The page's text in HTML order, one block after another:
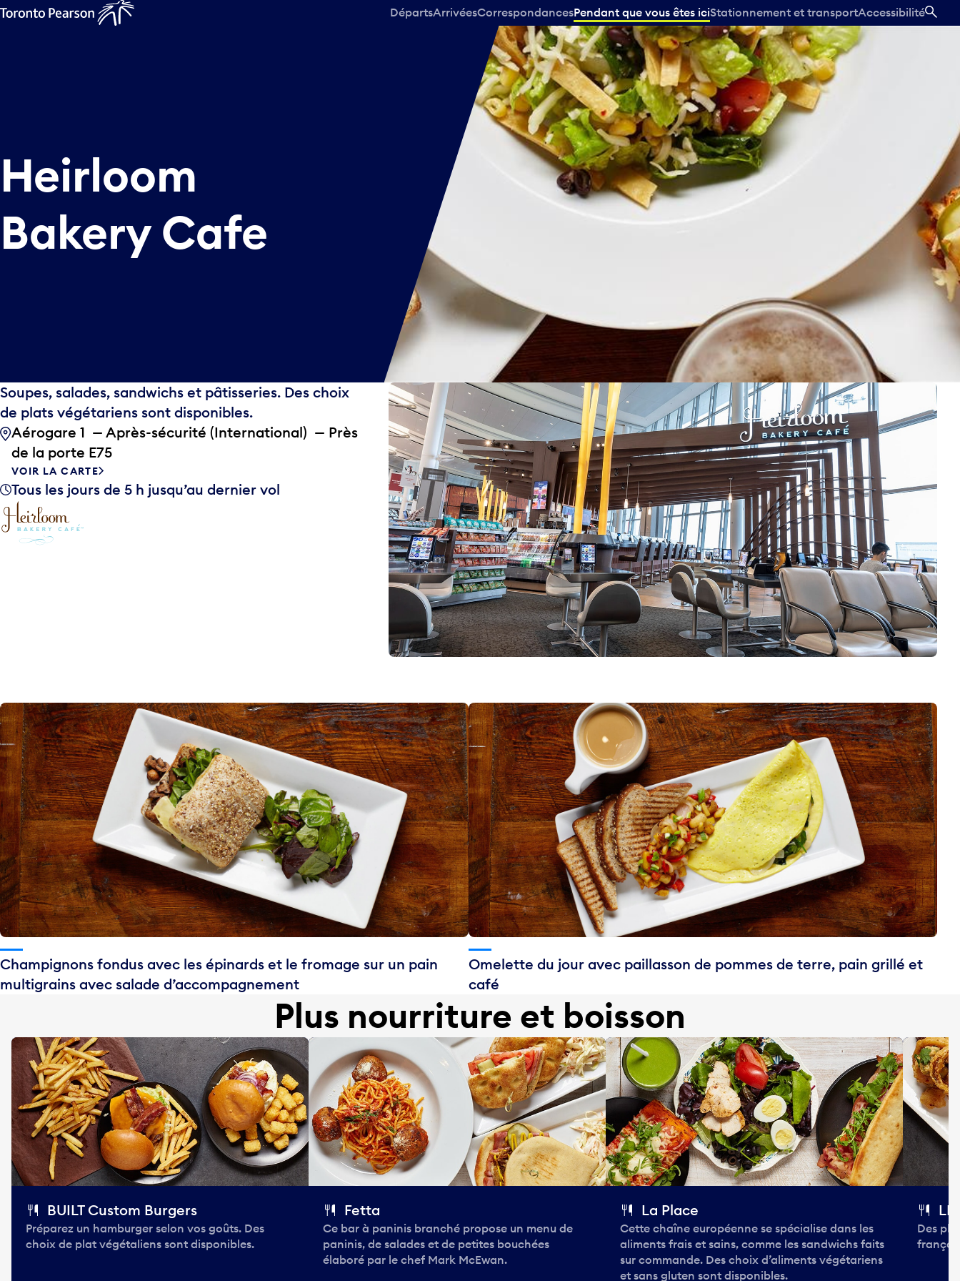
DépartsArrivéesCorrespondancesPendant que vous êtes iciStationnement et transportAccessibilité
Heirloom
Bakery Cafe
Soupes, salades, sandwichs et pâtisseries. Des choix
de plats végétariens sont disponibles.
Aérogare 1 — Après-sécurité (International) — Près
de la porte E75
VOIR LA CARTE
Tous les jours de 5 h jusqu’au dernier vol
Champignons fondus avec les épinards et le fromage sur un pain
multigrains avec salade d’accompagnement
Omelette du jour avec paillasson de pommes de terre, pain grillé et
café
Plus nourriture et boisson
BUILT Custom Burgers
Préparez un hamburger selon vos goûts. Des
choix de plat végétaliens sont disponibles.
Fetta
Ce bar à paninis branché propose un menu de
paninis, de salades et de petites bouchées
élaboré par le chef Mark McEwan.
La Place
Cette chaîne européenne se spécialise dans les
aliments frais et sains, comme les sandwichs faits
sur commande. Des choix d’aliments végétariens
et sans gluten sont disponibles.
Des